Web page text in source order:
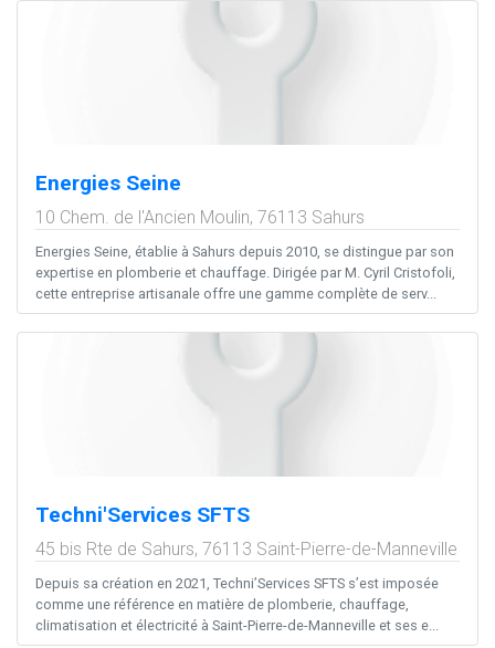
Energies Seine
10 Chem. de l'Ancien Moulin, 76113 Sahurs
Energies Seine, établie à Sahurs depuis 2010, se distingue par son
expertise en plomberie et chauffage. Dirigée par M. Cyril Cristofoli,
cette entreprise artisanale offre une gamme complète de serv...
Techni'Services SFTS
45 bis Rte de Sahurs, 76113 Saint-Pierre-de-Manneville
Depuis sa création en 2021, Techni’Services SFTS s’est imposée
comme une référence en matière de plomberie, chauffage,
climatisation et électricité à Saint-Pierre-de-Manneville et ses e...